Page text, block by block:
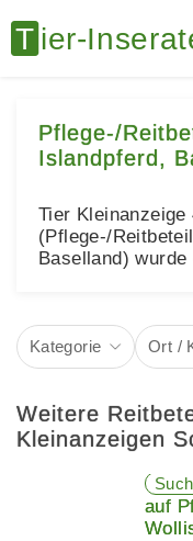
Pflege-/
Islandpferd,
Tier Kleinanzeige
(Pflege-/
Baselland)
Kategorie Ort /
Weitere
Kleinanzeigen
auf